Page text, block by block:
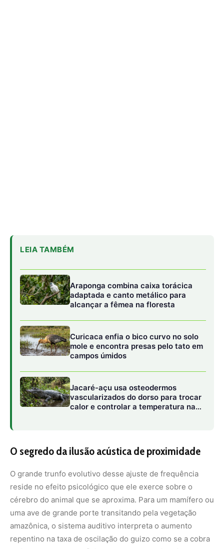
Amazônia
O segredo da ilusão acústica de proximidade
O grande trunfo evolutivo desse ajuste de frequência
reside no efeito psicológico que ele exerce sobre o
cérebro do animal que se aproxima. Para um mamífero ou
uma ave de grande porte transitando pela vegetação
amazônica, o sistema auditivo interpreta o aumento
repentino na taxa de oscilação do guizo como se a cobra
estivesse avançando fisicamente em sua direção a uma
velocidade avassaladora, ou como se o próprio intruso já
tivesse pisado quase em cima da serpente. Na realidade,
a cascavel permanece rigorosamente estática, camuflada
ilusão de proximidade acústica. Ao acelerar os
batimentos para uma frequência que pode ultrapassar
dezenas de oscilações por segundo, o réptil cria uma
quebra de expectativa no processamento de distância
feito pelo predador. O cérebro do invasor é incapaz de
associar aquele som de alta intensidade à distância física